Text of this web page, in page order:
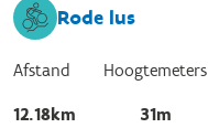
Rode lus
Afstand
12.18km
Hoogtemeters
31m